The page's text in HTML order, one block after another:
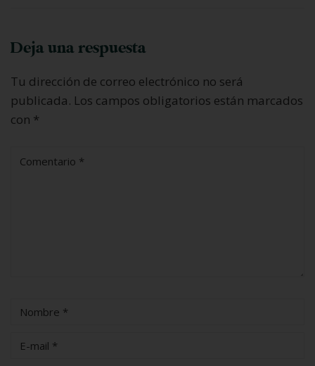
Deja una respuesta
Tu dirección de correo electrónico no será
publicada. Los campos obligatorios están marcados
con *